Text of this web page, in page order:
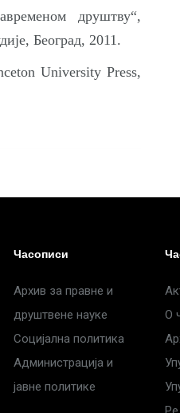
друштву“,
Београд, 2011.
University Press,
Часописи
Архив за правне и
друштвене науке
Социјална политика
Администрација и
јавне политике
О